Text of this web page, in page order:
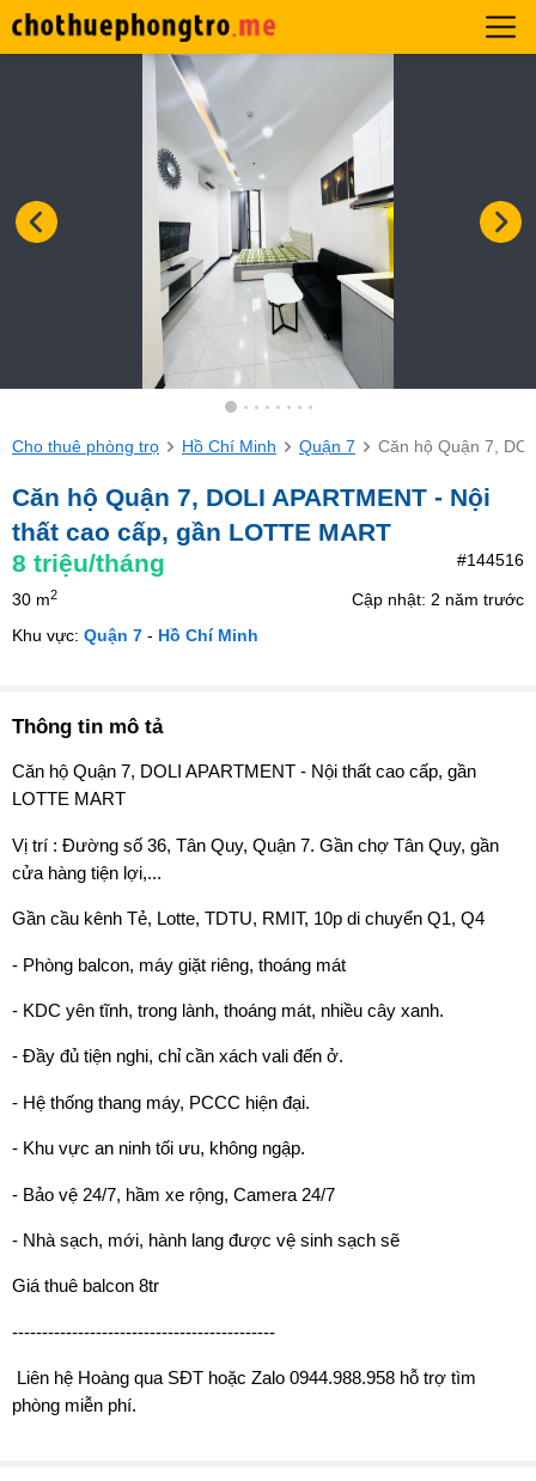
Cho thuê phòng trọ Hồ Chí Minh Quận 7 Căn hộ Quận 7,
Căn hộ Quận 7, DOLI APARTMENT - Nội
thất cao cấp, gần LOTTE MART
8 triệu/tháng #144516
30 m2
Cập nhật: 2 năm trước
Khu vực: Quận 7 - Hồ Chí Minh
Thông tin mô tả
Căn hộ Quận 7, DOLI APARTMENT - Nội thất cao cấp, gần
LOTTE MART
Vị trí : Đường số 36, Tân Quy, Quận 7. Gần chợ Tân Quy, gần
cửa hàng tiện lợi,...
Gần cầu kênh Tẻ, Lotte, TDTU, RMIT, 10p di chuyển Q1, Q4
- Phòng balcon, máy giặt riêng, thoáng mát
- KDC yên tĩnh, trong lành, thoáng mát, nhiều cây xanh.
- Đầy đủ tiện nghi, chỉ cần xách vali đến ở.
- Hệ thống thang máy, PCCC hiện đại.
- Khu vực an ninh tối ưu, không ngập.
- Bảo vệ 24/7, hầm xe rộng, Camera 24/7
- Nhà sạch, mới, hành lang được vệ sinh sạch sẽ
Giá thuê balcon 8tr
--------------------------------------------
️ Liên hệ Hoàng qua SĐT hoặc Zalo 0944.988.958 hỗ trợ tìm
phòng miễn phí.